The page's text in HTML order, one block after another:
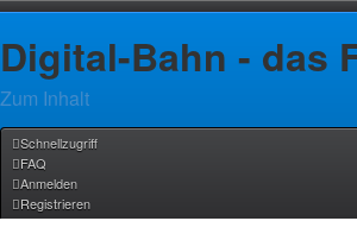
Digital-Bahn - das
Zum Inhalt
Schnellzugriff
FAQ
Anmelden
Registrieren